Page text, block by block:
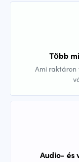
Több
Ami raktáron
Audio- és